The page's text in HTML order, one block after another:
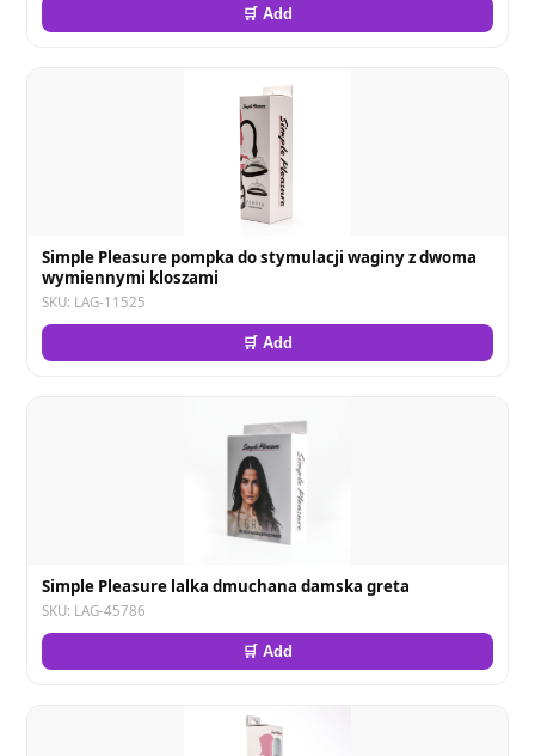
🛒 Add
Simple Pleasure pompka do stymulacji waginy z dwoma
wymiennymi kloszami
SKU: LAG-11525
🛒 Add
Simple Pleasure lalka dmuchana damska greta
SKU: LAG-45786
🛒 Add